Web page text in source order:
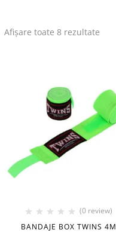
Afișare toate 8 rezultate
(0 review)
BANDAJE BOX TWINS 4M